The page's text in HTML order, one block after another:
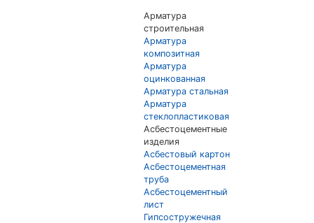
Арматура
строительная
Арматура
композитная
Арматура
оцинкованная
Арматура стальная
Арматура
стеклопластиковая
Асбестоцементные
изделия
Асбестовый картон
Асбестоцементная
труба
Асбестоцементный
лист
Гипсостружечная